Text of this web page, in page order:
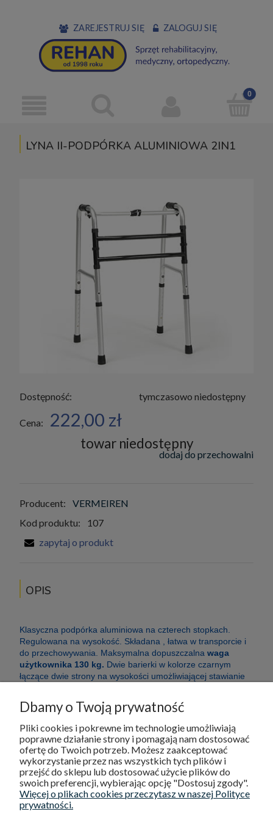
ZAREJESTRUJ SIĘ ZALOGUJ SIĘ
LYNA II-PODPÓRKA ALUMINIOWA 2IN1
Dostępność: tymczasowo niedostępny
Cena: 222,00 zł
towar niedostępny
dodaj do przechowalni
Producent:
VERMEIREN
Kod produktu:
107
zapytaj o produkt
OPIS
Klasyczna podpórka aluminiowa na czterech stopkach.
Regulowana na wysokość. Składana , łatwa w transporcie i
do przechowywania. Maksymalna dopuszczalna waga
użytkownika 130 kg. Dwie barierki w kolorze czarnym
łączące dwie strony na wysokości umożliwiającej stawianie
stała.
DOSTAWA I PŁATNOŚCI
POMOC
Dbamy o Twoją prywatność
Pliki cookies i pokrewne im technologie umożliwiają
poprawne działanie strony i pomagają nam dostosować
ofertę do Twoich potrzeb. Możesz zaakceptować
wykorzystanie przez nas wszystkich tych plików i
przejść do sklepu lub dostosować użycie plików do
swoich preferencji, wybierając opcję "Dostosuj zgody".
Więcej o plikach cookies przeczytasz w naszej Polityce
prywatności.